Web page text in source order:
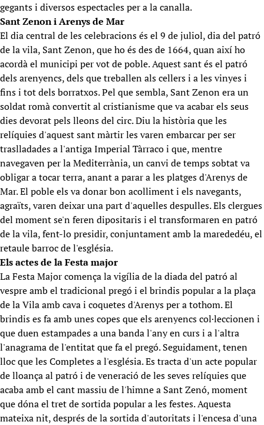
gegants i diversos espectacles per a la canalla.
Sant Zenon i Arenys de Mar
El dia central de les celebracions és el 9 de juliol, dia del patró
de la vila, Sant Zenon, que ho és des de 1664, quan així ho
acordà el municipi per vot de poble. Aquest sant és el patró
dels arenyencs, dels que treballen als cellers i a les vinyes i
fins i tot dels borratxos. Pel que sembla, Sant Zenon era un
soldat romà convertit al cristianisme que va acabar els seus
dies devorat pels lleons del circ. Diu la història que les
relíquies d'aquest sant màrtir les varen embarcar per ser
traslladades a l'antiga Imperial Tàrraco i que, mentre
navegaven per la Mediterrània, un canvi de temps sobtat va
obligar a tocar terra, anant a parar a les platges d'Arenys de
Mar. El poble els va donar bon acolliment i els navegants,
agraïts, varen deixar una part d'aquelles despulles. Els clergues
del moment se'n feren dipositaris i el transformaren en patró
de la vila, fent-lo presidir, conjuntament amb la marededéu, el
retaule barroc de l'església.
Els actes de la Festa major
La Festa Major comença la vigília de la diada del patró al
vespre amb el tradicional pregó i el brindis popular a la plaça
de la Vila amb cava i coquetes d'Arenys per a tothom. El
brindis es fa amb unes copes que els arenyencs col·leccionen i
que duen estampades a una banda l'any en curs i a l'altra
l'anagrama de l'entitat que fa el pregó. Seguidament, tenen
lloc que les Completes a l'església. Es tracta d'un acte popular
de lloança al patró i de veneració de les seves relíquies que
acaba amb el cant massiu de l'himne a Sant Zenó, moment
que dóna el tret de sortida popular a les festes. Aquesta
mateixa nit, després de la sortida d'autoritats i l'encesa d'una